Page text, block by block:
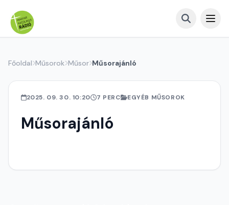
Főoldal Műsorok Műsor Műsorajánló
2025. 09. 30. 10:20 7 PERC EGYÉB MŰSOROK
Műsorajánló